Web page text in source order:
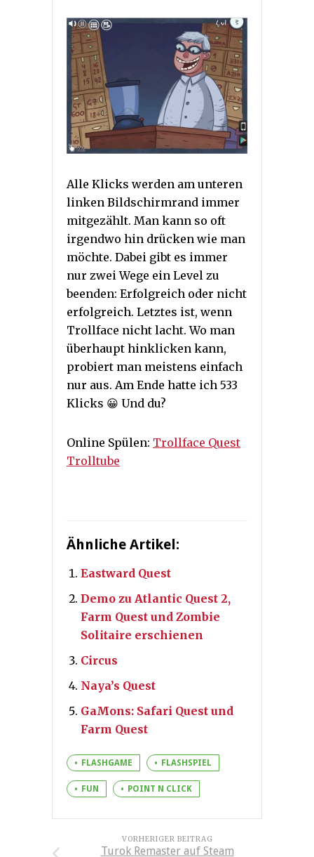
Alle Klicks werden am unteren
linken Bildschirmrand immer
mitgezählt. Man kann so oft
irgendwo hin drücken wie man
möchte. Dabei gibt es immer
nur zwei Wege ein Level zu
beenden: Erfolgreich oder nicht
erfolgreich. Letztes ist, wenn
Trollface nicht lacht. Wo man
überhaupt hinklicken kann,
probiert man meistens einfach
nur aus. Am Ende hatte ich 533
Klicks 😀 Und du?
Online Spülen: Trollface Quest
Trolltube
Ähnliche Artikel:
Eastward Quest
Demo zu Atlantic Quest 2,
Farm Quest und Zombie
Solitaire erschienen
Circus
Naya’s Quest
GaMons: Safari Quest und
Farm Quest
FLASHGAME FLASHSPIEL
FUN POINT N CLICK
VORHERIGER BEITRAG
Turok Remaster auf Steam